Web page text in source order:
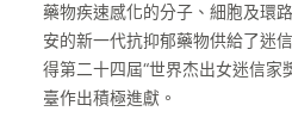
藥物疾速感化的分子、細胞及環
安的新一代抗抑郁藥物供給了迷
得第二十四屆“世界杰出女迷信家
臺作出積極進獻。